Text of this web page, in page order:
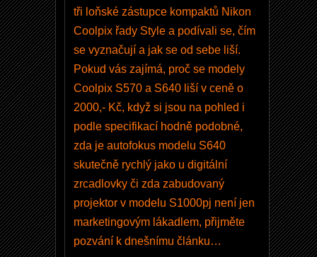
tři loňské zástupce kompaktů Nikon
Coolpix řady Style a podívali se, čím
se vyznačují a jak se od sebe liší.
Pokud vás zajímá, proč se modely
Coolpix S570 a S640 liší v ceně o
2000,- Kč, když si jsou na pohled i
podle specifikací hodně podobné,
zda je autofokus modelu S640
skutečně rychlý jako u digitální
zrcadlovky či zda zabudovaný
projektor v modelu S1000pj není jen
marketingovým lákadlem, přijměte
pozvání k dnešnímu článku…
n
r
r